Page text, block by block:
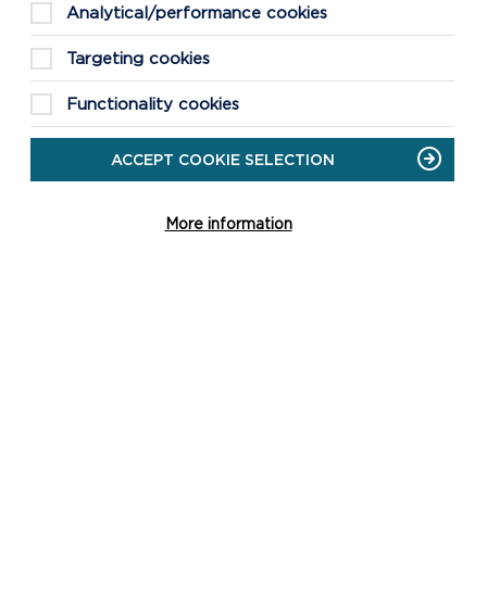
COFNODION A
GYNHALIWYD
COFNODION
Analytical/performance cookies
Targeting cookies
Functionality cookies
ACCEPT COOKIE SELECTION
More information